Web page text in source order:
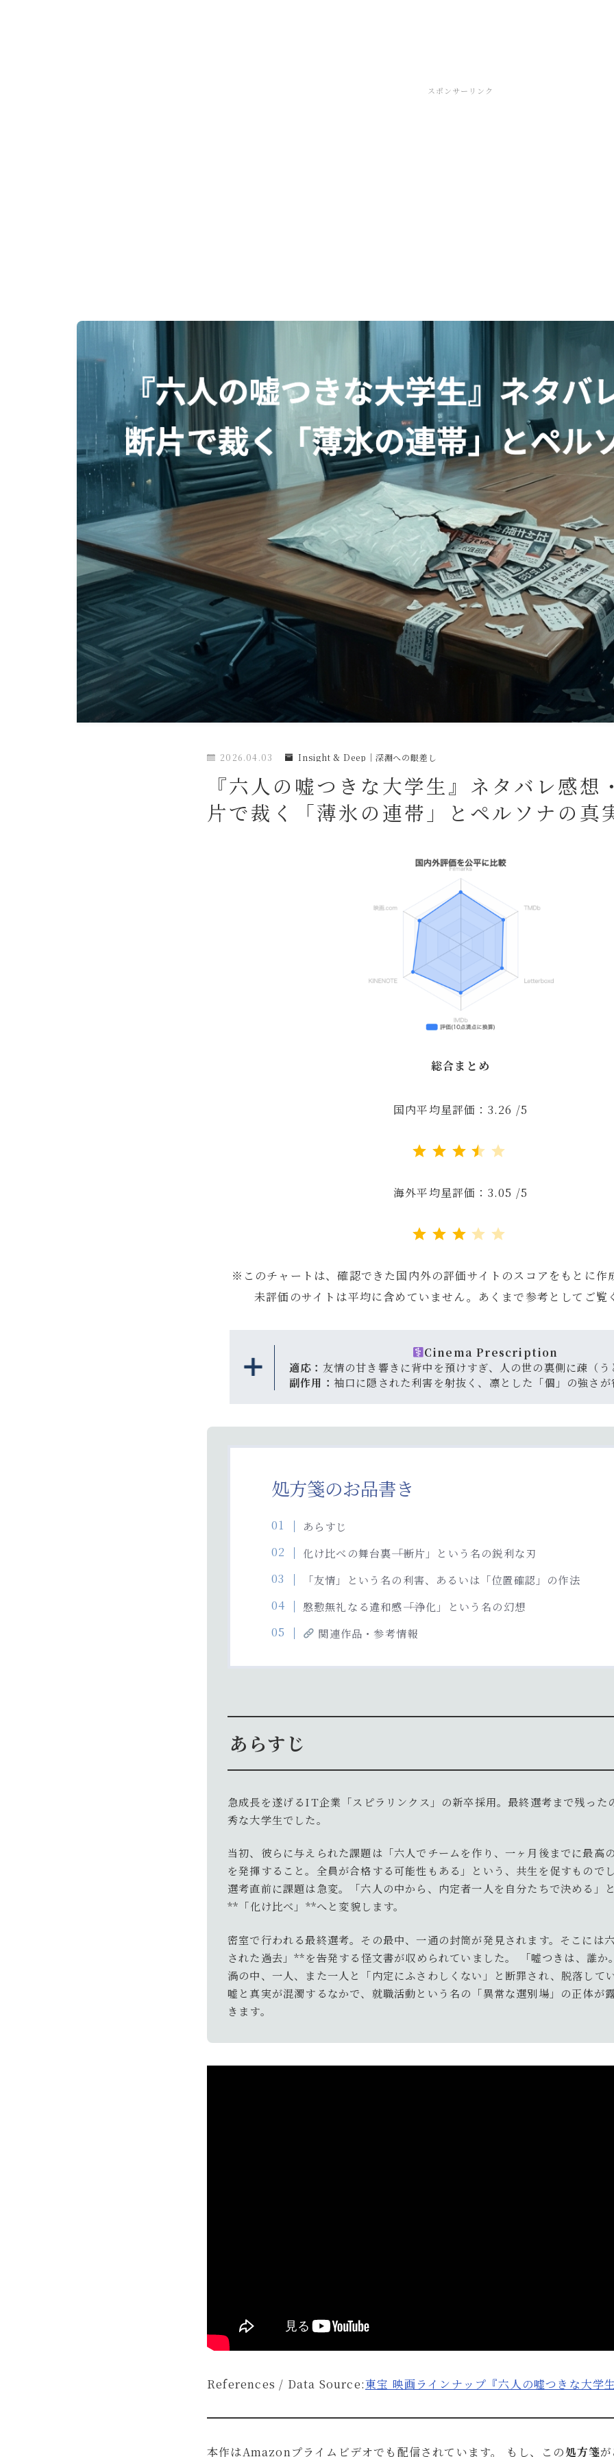
スポンサーリンク
2026.04.03 Insight & Deep｜深淵への眼差し
『六人の嘘つきな大学生』ネタバレ感想
片で裁く「薄氷の連帯」とペルソナの真
総合まとめ
国内平均星評価：3.26 /5
海外平均星評価：3.05 /5
※このチャートは、確認できた国内外の評価サイトのスコアをもとに作
未評価のサイトは平均に含めていません。あくまで参考としてご覧
Cinema Prescription
適応： 友情の甘き響きに背中を預けすぎ、人の世の裏側に疎（う
副作用： 袖口に隠された利害を射抜く、凛とした「個」の強さが
処方箋のお品書き
あらすじ
化け比べの舞台裏――「断片」という名の鋭利な刃
「友情」という名の利害、あるいは「位置確認」の作法
慇懃無礼なる違和感――「浄化」という名の幻想
関連作品・参考情報
あらすじ
急成長を遂げるIT企業「スピラリンクス」の新卒採用。最終選考まで残った
秀な大学生でした。
当初、彼らに与えられた課題は「六人でチームを作り、一ヶ月後までに最高
を発揮すること。全員が合格する可能性もある」という、共生を促すものでし
選考直前に課題は急変。「六人の中から、内定者一人を自分たちで決める」
**「化け比べ」**へと変貌します。
密室で行われる最終選考。その最中、一通の封筒が発見されます。そこには
された過去」**を告発する怪文書が収められていました。 「嘘つきは、誰か
渦の中、一人、また一人と「内定にふさわしくない」と断罪され、脱落して
嘘と真実が混濁するなかで、就職活動という名の「異常な選別場」の正体が
きます。
References / Data Source:東宝 映画ラインナップ『六人の嘘つきな大学生
本作はAmazonプライムビデオでも配信されています。 もし、この処方箋